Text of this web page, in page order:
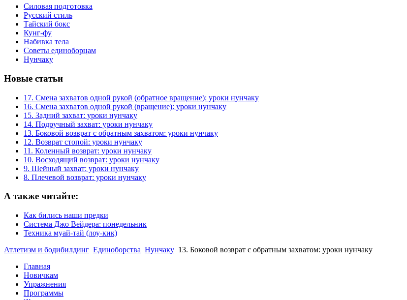
Силовая подготовка
Русский стиль
Тайский бокс
Кунг-фу
Набивка тела
Советы единоборцам
Нунчаку
Новые статьи
17. Смена захватов одной рукой (обратное вращение): уроки нунчаку
16. Смена захватов одной рукой (вращение): уроки нунчаку
15. Задний захват: уроки нунчаку
14. Подручный захват: уроки нунчаку
13. Боковой возврат с обратным захватом: уроки нунчаку
12. Возврат стопой: уроки нунчаку
11. Коленный возврат: уроки нунчаку
10. Восходящий возврат: уроки нунчаку
9. Шейный захват: уроки нунчаку
8. Плечевой возврат: уроки нунчаку
А также читайте:
Как бились наши предки
Система Джо Вейдера: понедельник
Техника муай-тай (лоу-кик)
Атлетизм и бодибилдинг Единоборства Нунчаку 13. Боковой возврат с обратным захватом: уроки нунчаку
Главная
Новичкам
Упражнения
Программы